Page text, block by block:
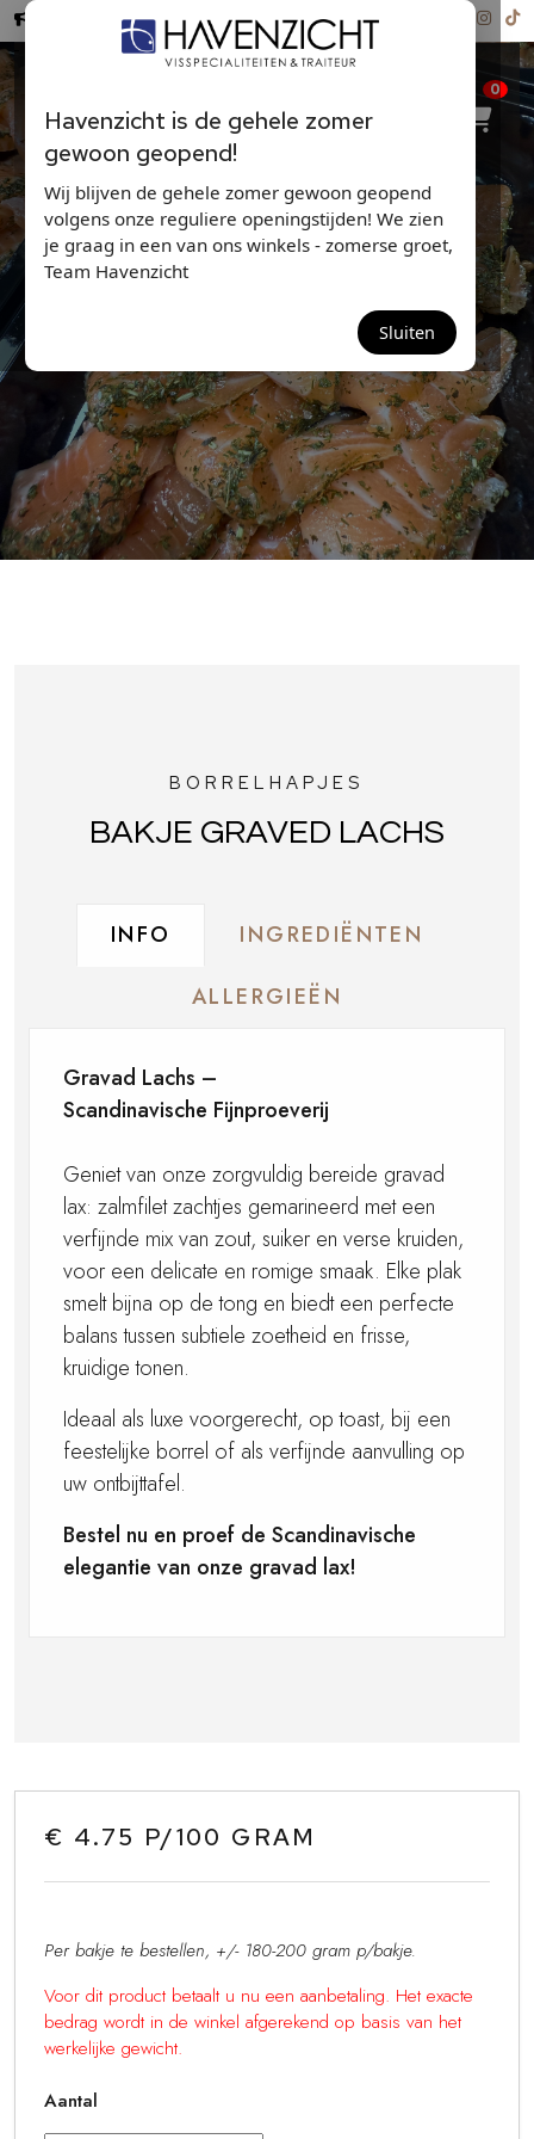
Havenzicht is de gehele zomer
gewoon geopend!
Wij blijven de gehele zomer gewoon geopend
volgens onze reguliere openingstijden! We zien
je graag in een van ons winkels - zomerse groet,
Team Havenzicht
Sluiten
Hollandse Nieuwe ...
0
BAKJE GRAVED LACHS
BORRELHAPJES
BAKJE GRAVED LACHS
INFO
INGREDIËNTEN
ALLERGIEËN
Gravad Lachs –
Scandinavische Fijnproeverij
Geniet van onze zorgvuldig bereide gravad
lax: zalmfilet zachtjes gemarineerd met een
verfijnde mix van zout, suiker en verse kruiden,
voor een delicate en romige smaak. Elke plak
smelt bijna op de tong en biedt een perfecte
balans tussen subtiele zoetheid en frisse,
kruidige tonen.
Ideaal als luxe voorgerecht, op toast, bij een
feestelijke borrel of als verfijnde aanvulling op
uw ontbijttafel.
Bestel nu en proef de Scandinavische
elegantie van onze gravad lax!
€ 4.75 P/100 GRAM
Per bakje te bestellen, +/- 180-200 gram p/bakje.
Voor dit product betaalt u nu een aanbetaling. Het exacte
bedrag wordt in de winkel afgerekend op basis van het
werkelijke gewicht.
Aantal